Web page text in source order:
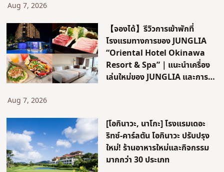
Aug 7, 2026
【จองได้】รีวิวการเข้าพักที่
โรงแรมทางการของ JUNGLIA
“Oriental Hotel Okinawa
Resort & Spa”｜แนะนำเครื่อง
เล่นใหม่ของ JUNGLIA และการ
Aug 7, 2026
[โอกินาวะ, นาโกะ] โรงแรมเดอะ
ริทซ์-คาร์ลตัน โอกินาวะ ปรับปรุง
ใหม่! ร้านอาหารใหม่และกิจกรรม
มากกว่า 30 ประเภท